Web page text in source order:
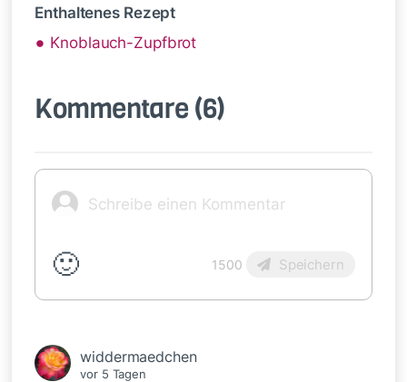
Enthaltenes Rezept
Knoblauch-Zupfbrot
Kommentare (6)
🙂 1500 Speichern
widdermaedchen
vor 5 Tagen